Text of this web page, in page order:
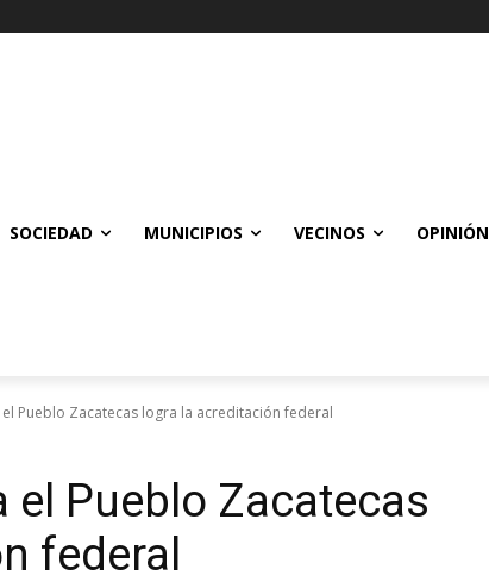
SOCIEDAD MUNICIPIOS VECINOS OPINIÓN
Pueblo Zacatecas logra la acreditación federal
el Pueblo Zacatecas
federal